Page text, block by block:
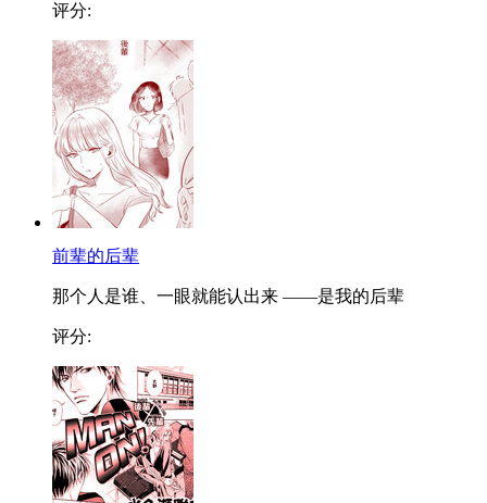
评分:
前辈的后辈
那个人是谁、一眼就能认出来 ——是我的后辈
评分: